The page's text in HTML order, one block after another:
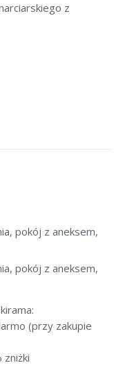
z
pokój z aneksem,
pokój z aneksem,
(przy zakupie